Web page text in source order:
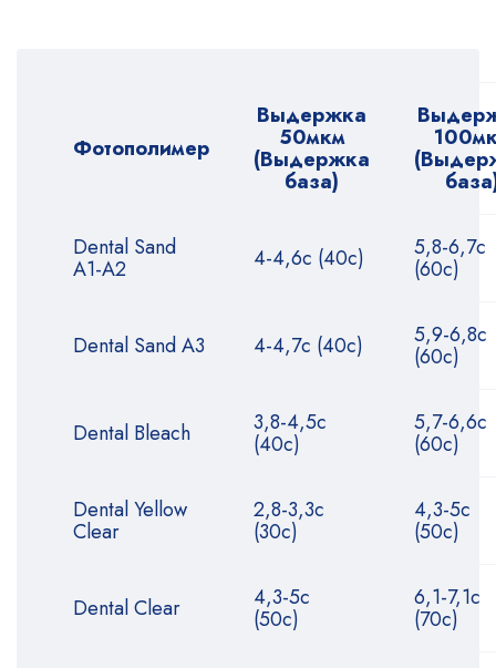
Фотополимер
Выдержка
50мкм
(Выдержка
база)
Dental Sand
A1-A2 4-4,6с (40с) 5,8-6,7с
(60с)
Dental Sand A3 4-4,7с (40с) 5,9-6,8с
(60с)
Dental Bleach 3,8-4,5с
(40с)
5,7-6,6с
(60с)
Dental Yellow
Clear
2,8-3,3с
(30с)
4,3-5с
(50с)
Dental Clear 4,3-5с
(50с)
6,1-7,1с
(70с)